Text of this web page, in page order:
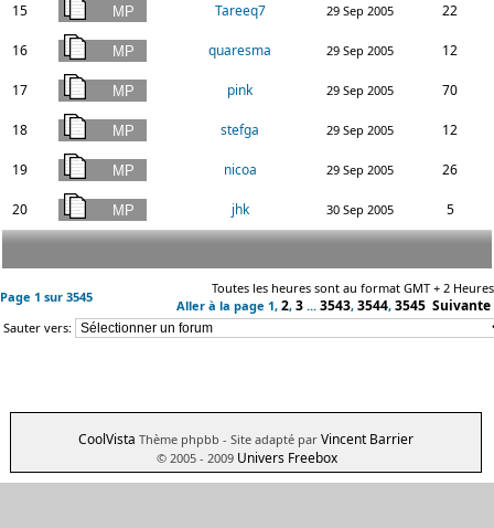
15 Tareeq7 29 Sep 2005 22
16 quaresma 29 Sep 2005 12
17 pink 29 Sep 2005 70
18 stefga 29 Sep 2005 12
19 nicoa 29 Sep 2005 26
20 jhk 30 Sep 2005 5
Page 1 sur 3545
Toutes les heures sont au format GMT + 2 Heures
Aller à la page 1, 2, 3 ... 3543, 3544, 3545 Suivante
Sauter vers:
CoolVista Thème phpbb - Site adapté par Vincent Barrier
© 2005 - 2009 Univers Freebox